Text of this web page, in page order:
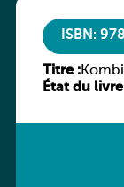
ISBN:
Titre :
État du livre